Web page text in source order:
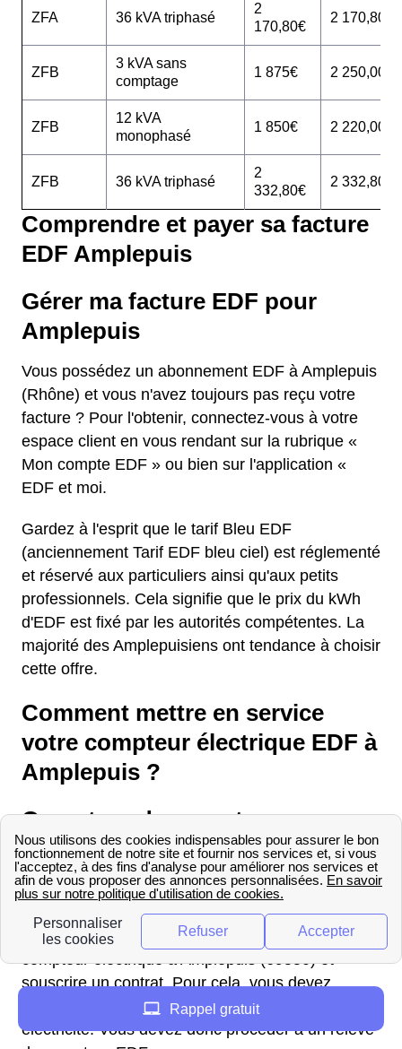
ZFA 36 kVA triphasé
2
170,80€
2 170,80€
ZFB
3 kVA sans
comptage
1 875€ 2 250,00€
ZFB
12 kVA
monophasé
1 850€ 2 220,00€
ZFB 36 kVA triphasé
2
332,80€
2 332,80€
Comprendre et payer sa facture
EDF Amplepuis
Gérer ma facture EDF pour
Amplepuis
Vous possédez un abonnement EDF à Amplepuis
(Rhône) et vous n'avez toujours pas reçu votre
facture ? Pour l'obtenir, connectez-vous à votre
espace client en vous rendant sur la rubrique «
Mon compte EDF » ou bien sur l'application «
EDF et moi.
Gardez à l'esprit que le tarif Bleu EDF
(anciennement Tarif EDF bleu ciel) est réglementé
et réservé aux particuliers ainsi qu'aux petits
professionnels. Cela signifie que le prix du kWh
d'EDF est fixé par les autorités compétentes. La
majorité des Amplepuisiens ont tendance à choisir
cette offre.
Comment mettre en service
votre compteur électrique EDF à
Amplepuis ?
Ouverture du compteur
électrique EDF à Amplepuis
Suite à un déménagement, vous avez la
possibilité d'appeler le service client d'EDF ou
celui d'un autre fournisseur pour ouvrir votre
compteur électrique à Amplepuis (69550) et
souscrire un contrat. Pour cela, vous devez
connaître votre consommation en gaz et en
électricité. Vous devez donc procéder à un relevé
Rappel gratuit